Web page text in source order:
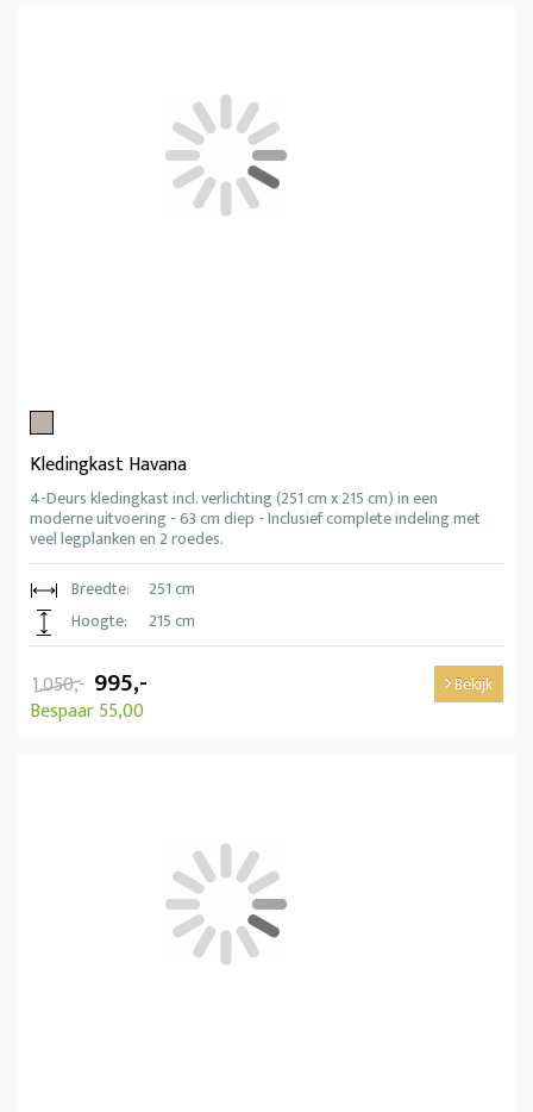
Kledingkast Havana
4-Deurs kledingkast incl. verlichting (251 cm x 215 cm) in een
moderne uitvoering - 63 cm diep - Inclusief complete indeling met
veel legplanken en 2 roedes.
Breedte:
251 cm
Hoogte:
215 cm
1.050,- 995,-
Bespaar 55,00
Bekijk